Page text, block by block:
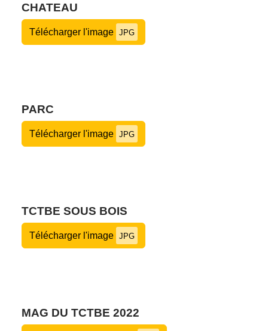
CHATEAU
Télécharger l'image JPG
PARC
Télécharger l'image JPG
TCTBE SOUS BOIS
Télécharger l'image JPG
MAG DU TCTBE 2022